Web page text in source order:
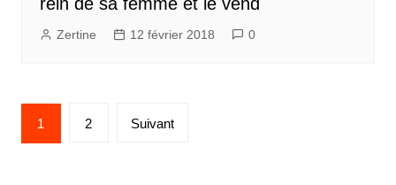
Zertine 12 février 2018 0
Pagination
des
1 2 Suivant